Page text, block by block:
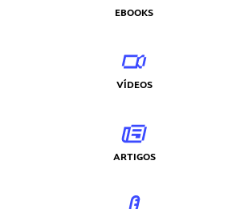
EBOOKS
VÍDEOS
ARTIGOS